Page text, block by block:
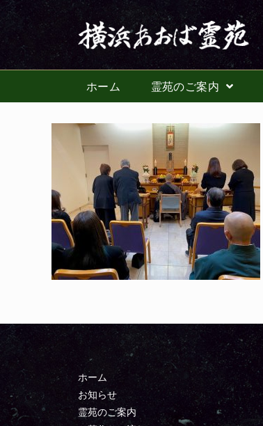
ホーム 霊苑のご案内
ホーム
お知らせ
霊苑のご案内